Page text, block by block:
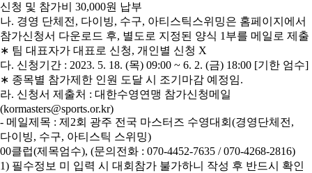
신청 및 참가비 30,000원 납부
나. 경영 단체전 , 다이빙, 수구, 아티스틱스위밍은 홈페이지에서
참가신청서 다운로드 후, 별도로 지정된 양식 1 부를 메일로 제출
∗ 팀 대표자가 대표로 신청, 개인별 신청 X
다. 신청기간 : 2023. 5. 18. (목) 09:00 ~ 6. 2. (금) 18:00 [기한 엄수]
∗ 종목별 참가제한 인원 도달 시 조기마감 예정임.
라. 신청서 제출처 : 대한수영연맹 참가신청메일
(kormasters@sports.or.kr)
- 메일제목 : 제 2회 광주 전국 마스터즈 수영대회 (경영단체전 ,
다이빙, 수구, 아티스틱 스위밍)
00클럽(제목엄수), (문의전화 : 070-4452-7635 / 070-4268-2816)
1) 필수정보 미 입력 시 대회참가 불가하니 작성 후 반드시 확인